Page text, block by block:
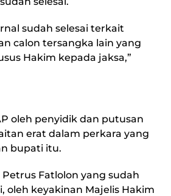
sudah selesai terkait
calon tersangka lain yang
Hakim kepada jaksa,”
oleh penyidik dan putusan
erat dalam perkara yang
bupati itu.
Fatlolon yang sudah
oleh keyakinan Majelis Hakim